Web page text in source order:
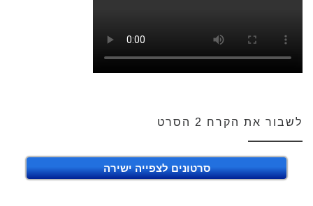
לשבור את הקרח 2 הסרט
סרטונים לצפייה ישירה